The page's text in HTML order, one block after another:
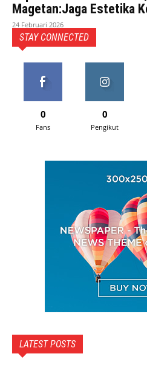
Magetan:Jaga Estetika
24 Februari 2026
STAY CONNECTED
0
Fans
0
Pengikut
LATEST POSTS